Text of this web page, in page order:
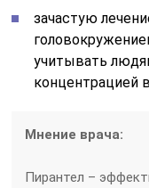
зачастую
учитывать
концентрацией
Мнение врача:
Пирантел –